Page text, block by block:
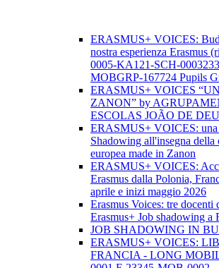
ERASMUS+ VOICES:
nostra esperienza Erasmus
0005-KA121-SCH-
MOBGRP-167724 Pupils
ERASMUS+ VOICES
ZANON” by
ESCOLAS JOÃO DE
ERASMUS+ VOICES: una
Shadowing all'insegna della
europea made in Zanon
ERASMUS+ VOICES:
Erasmus dalla Polonia,
aprile e inizi maggio 2026
Erasmus Voices: tre docenti
Erasmus+ Job shadowing a
JOB SHADOWING IN
ERASMUS+ VOICES:
FRANCIA - LONG